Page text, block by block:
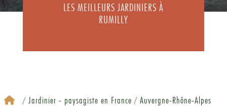
LES MEILLEURS JARDINIERS À
RUMILLY
Jardinier - paysagiste en France
Auvergne-Rhône-Alpes